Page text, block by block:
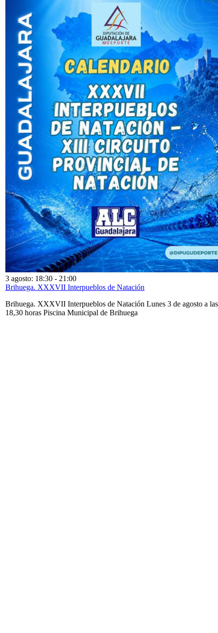
3 agosto: 18:30 - 21:00
Brihuega. XXXVII Interpueblos de Natación
Brihuega. XXXVII Interpueblos de Natación Lunes 3 de agosto a las
18,30 horas Piscina Municipal de Brihuega